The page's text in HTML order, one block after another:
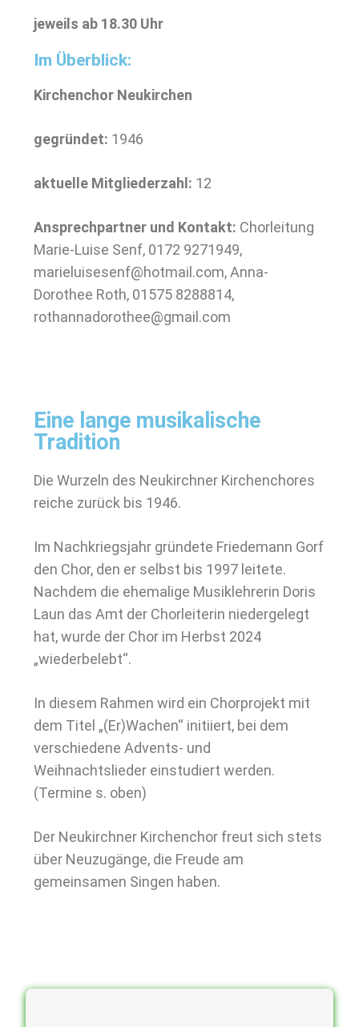
jeweils ab 18.30 Uhr
Im Überblick:
Kirchenchor Neukirchen
gegründet: 1946
aktuelle Mitgliederzahl: 12
Ansprechpartner und Kontakt: Chorleitung
Marie-Luise Senf, 0172 9271949,
marieluisesenf@hotmail.com, Anna-
Dorothee Roth, 01575 8288814,
rothannadorothee@gmail.com
Eine lange musikalische
Tradition
Die Wurzeln des Neukirchner Kirchenchores
reiche zurück bis 1946.
Im Nachkriegsjahr gründete Friedemann Gorf
den Chor, den er selbst bis 1997 leitete.
Nachdem die ehemalige Musiklehrerin Doris
Laun das Amt der Chorleiterin niedergelegt
hat, wurde der Chor im Herbst 2024
„wiederbelebt“.
In diesem Rahmen wird ein Chorprojekt mit
dem Titel „(Er)Wachen“ initiiert, bei dem
verschiedene Advents- und
Weihnachtslieder einstudiert werden.
(Termine s. oben)
Der Neukirchner Kirchenchor freut sich stets
über Neuzugänge, die Freude am
gemeinsamen Singen haben.